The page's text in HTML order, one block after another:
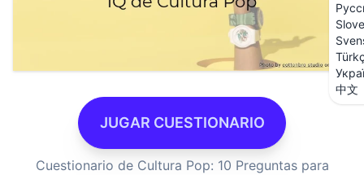
中文
JUGAR CUESTIONARIO
Cuestionario de Cultura Pop: 10 Preguntas para